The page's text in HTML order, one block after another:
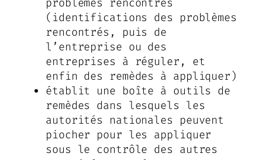
problèmes rencontrés
(identifications des problèmes
rencontrés, puis de
l’entreprise ou des
entreprises à réguler, et
enfin des remèdes à appliquer)
établit une boîte à outils de
remèdes dans lesquels les
autorités nationales peuvent
piocher pour les appliquer
sous le contrôle des autres